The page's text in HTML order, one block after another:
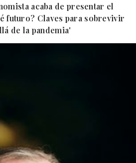
acaba de presentar el
futuro? Claves para sobrevivir
de la pandemia'